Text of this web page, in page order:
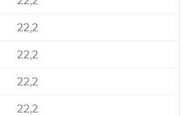
22,2
22,2
22,2
22,2